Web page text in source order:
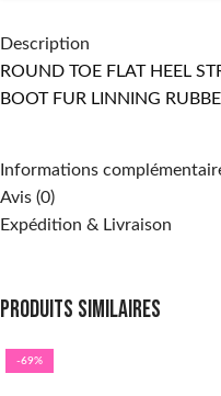
Description
ROUND TOE FLAT HEEL
BOOT FUR LINNING
Informations
Avis (0)
Expédition & Livraison
Produits similaires
-69%